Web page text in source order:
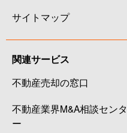
サイトマップ
関連サービス
不動産売却の窓口
不動産業界M&A相談センタ
ー